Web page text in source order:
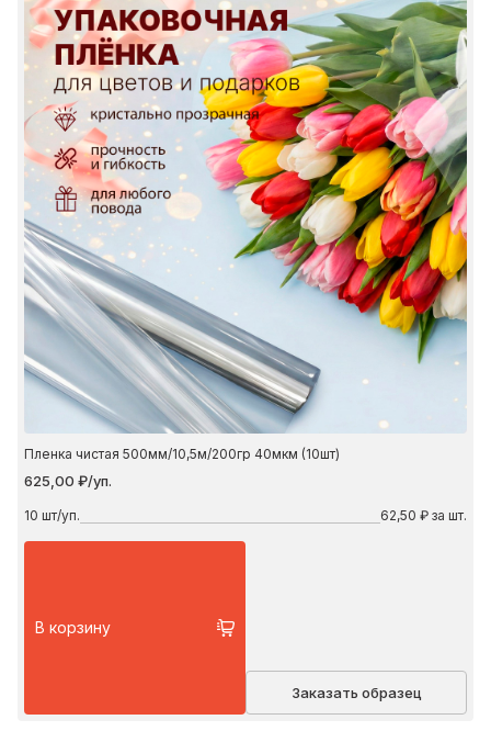
Пленка чистая 500мм/10,5м/200гр 40мкм (10шт)
625,00 ₽/уп.
10 шт/уп. 62,50 ₽ за шт.
В корзину
Заказать образец